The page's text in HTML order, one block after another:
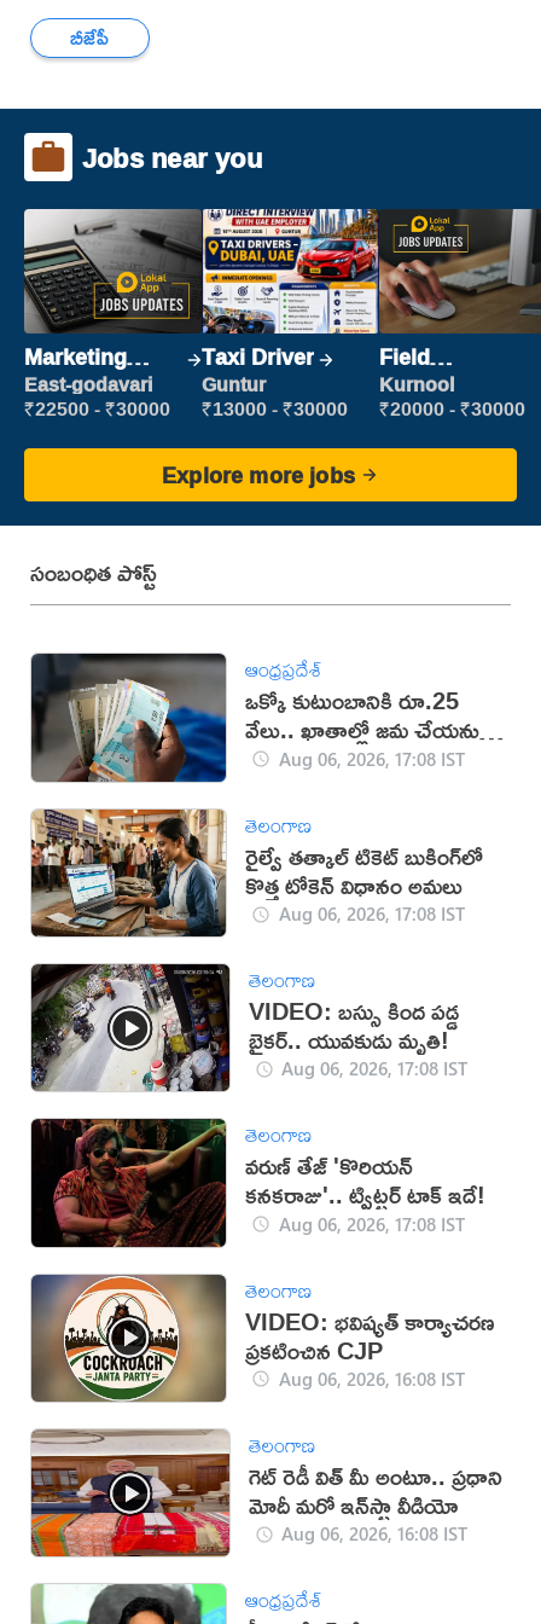
బీజేపీ
Jobs near you
Marketing
Executive
East-godavari
₹22500 - ₹30000
Taxi Driver
Guntur
₹13000 - ₹30000
Field
Marketing
Executive
Kurnool
₹20000 - ₹30000
Explore more jobs
సంబంధిత పోస్ట్
ఆంధ్రప్రదేశ్
ఒక్కో కుటుంబానికి రూ.25
వేలు.. ఖాతాల్లో జ‌మ చేయ‌నున్న
ప్ర‌భుత్వం..!
Aug 06, 2026, 17:08 IST
తెలంగాణ
రైల్వే తత్కాల్ టికెట్ బుకింగ్‌లో
కొత్త టోకెన్ విధానం అమలు
Aug 06, 2026, 17:08 IST
తెలంగాణ
VIDEO: బస్సు కింద పడ్డ
బైకర్.. యువకుడు మృతి!
Aug 06, 2026, 17:08 IST
తెలంగాణ
వరుణ్ తేజ్ 'కొరియన్
కనకరాజు'.. ట్విట్టర్ టాక్ ఇదే!
Aug 06, 2026, 17:08 IST
తెలంగాణ
VIDEO: భవిష్యత్ కార్యాచరణ
ప్రకటించిన CJP
Aug 06, 2026, 16:08 IST
తెలంగాణ
గెట్ రెడీ విత్ మీ అంటూ.. ప్రధాని
మోదీ మరో ఇన్‌స్టా వీడియో
Aug 06, 2026, 16:08 IST
ఆంధ్రప్రదేశ్